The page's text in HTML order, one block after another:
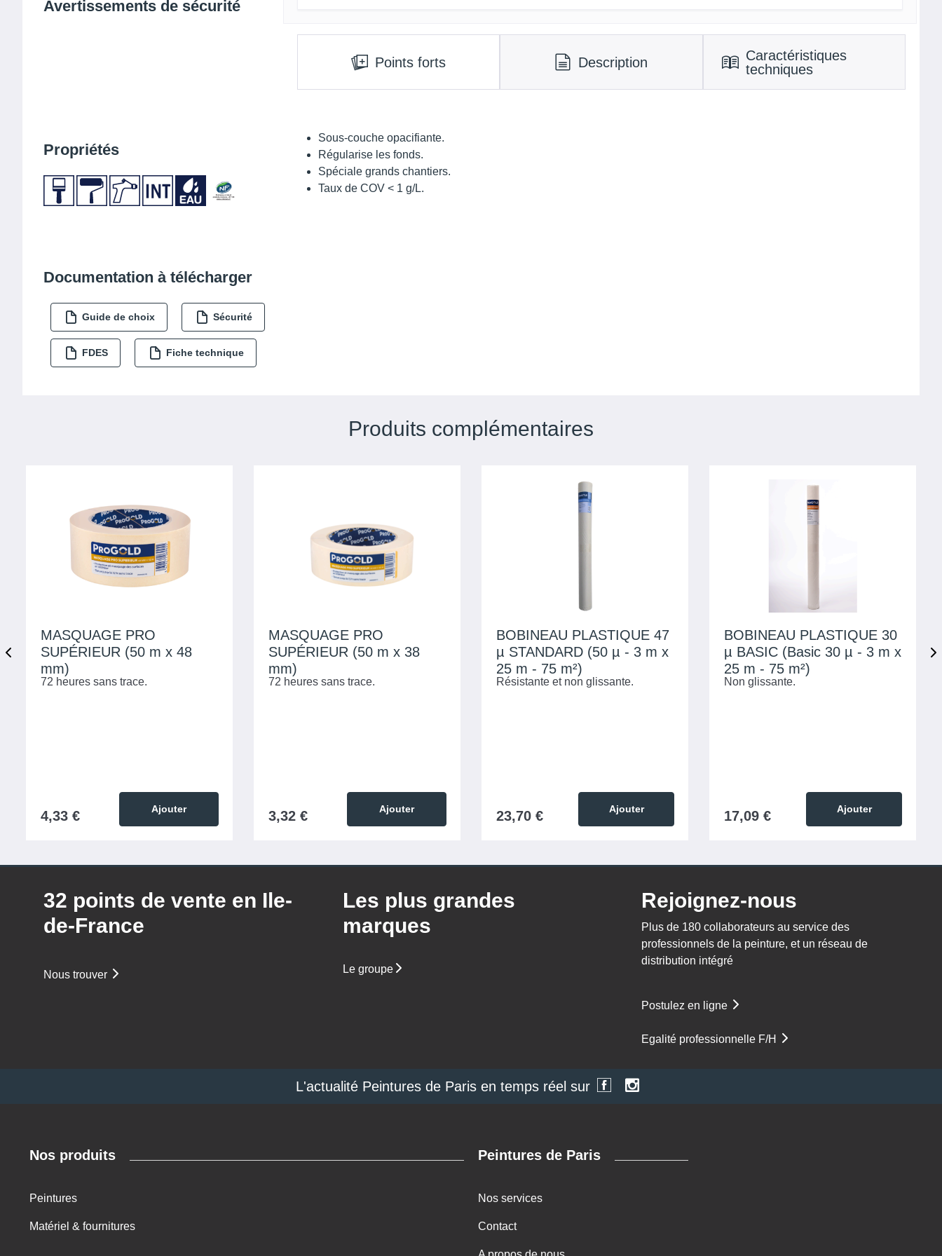
Avertissements de sécurité
Propriétés
Documentation à télécharger
Guide de choix Sécurité
FDES Fiche technique
Points forts Description
Caractéristiques
techniques
Sous-couche opacifiante.
Régularise les fonds.
Spéciale grands chantiers.
Taux de COV < 1 g/L.
Produits complémentaires
MASQUAGE PRO
SUPÉRIEUR (50 m x 48
mm)
72 heures sans trace.
4,33 € Ajouter
MASQUAGE PRO
SUPÉRIEUR (50 m x 38
mm)
72 heures sans trace.
3,32 € Ajouter
BOBINEAU PLASTIQUE 47
µ STANDARD (50 µ - 3 m x
25 m - 75 m²)
Résistante et non glissante.
23,70 € Ajouter
BOBINEAU PLASTIQUE 30
µ BASIC (Basic 30 µ - 3 m x
25 m - 75 m²)
Non glissante.
17,09 € Ajouter
32 points de vente en Ile-
de-France
Nous trouver
Les plus grandes
marques
Le groupe
Rejoignez-nous
Plus de 180 collaborateurs au service des
professionnels de la peinture, et un réseau de
distribution intégré
Postulez en ligne
Egalité professionnelle F/H
L'actualité Peintures de Paris en temps réel sur
Nos produits
Peintures
Matériel & fournitures
Peintures de Paris
Nos services
Contact